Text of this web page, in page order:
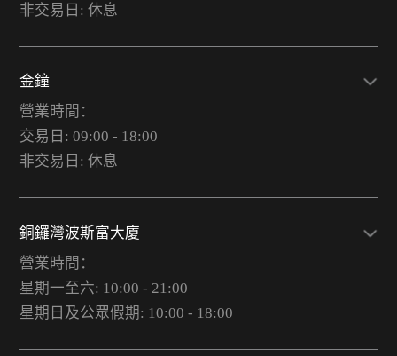
非交易日: 休息
金鐘
營業時間：
交易日: 09:00 - 18:00
非交易日: 休息
銅鑼灣波斯富大廈
營業時間：
星期一至六: 10:00 - 21:00
星期日及公眾假期: 10:00 - 18:00